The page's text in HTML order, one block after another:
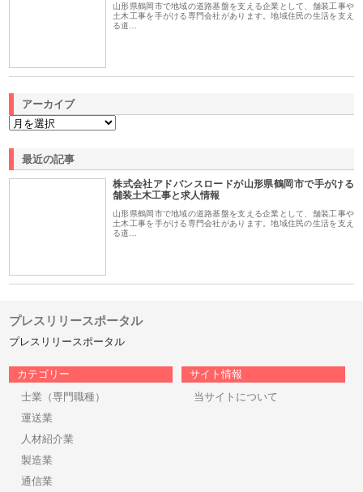
山形県鶴岡市で地域の道路基盤を支える企業として、舗装工事や
土木工事を手がける専門会社があります。地域住民の生活を支え
る道…
アーカイブ
最近の記事
株式会社アドバンスロードが山形県鶴岡市で手がける
舗装土木工事と求人情報
山形県鶴岡市で地域の道路基盤を支える企業として、舗装工事や
土木工事を手がける専門会社があります。地域住民の生活を支え
る道…
プレスリリースポータル
プレスリリースポータル
カテゴリー
士業（専門職種）
運送業
人材紹介業
製造業
通信業
サイト情報
当サイトについて